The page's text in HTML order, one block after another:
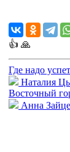
👍 🙏
Где надо
Наталия
Восточный
Анна